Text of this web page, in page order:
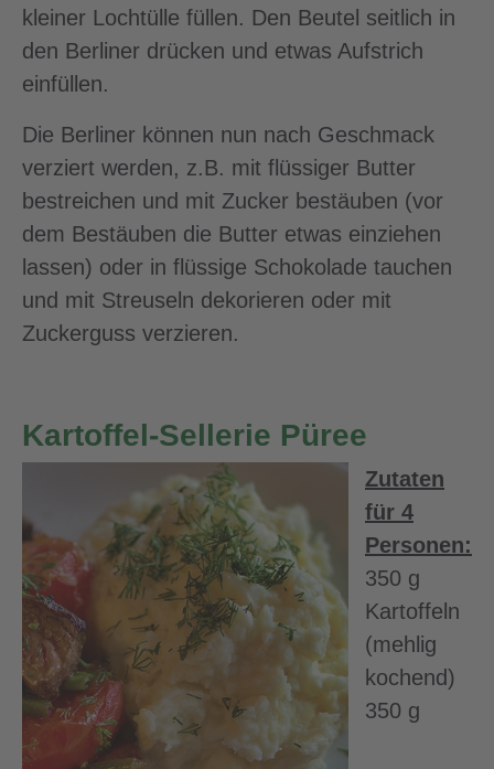
kleiner Lochtülle füllen. Den Beutel seitlich in
den Berliner drücken und etwas Aufstrich
einfüllen.
Die Berliner können nun nach Geschmack
verziert werden, z.B. mit flüssiger Butter
bestreichen und mit Zucker bestäuben (vor
dem Bestäuben die Butter etwas einziehen
lassen) oder in flüssige Schokolade tauchen
und mit Streuseln dekorieren oder mit
Zuckerguss verzieren.
Kartoffel-Sellerie Püree
Zutaten
für 4
Personen:
350 g
Kartoffeln
(mehlig
kochend)
350 g